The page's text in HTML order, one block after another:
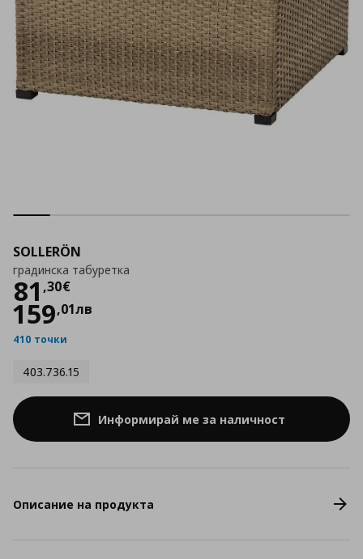
SOLLERÖN
градинска табуретка
81 ,30€
Цена
159,01лв
410 точки
403.736.15
Информирай ме за наличност
Описание на продукта